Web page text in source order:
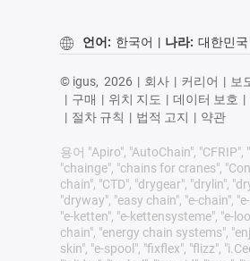
언어: 한국어 | 나라: 대한민국
© igus, 2026 | 회사 | 커리어 | 보
| 구매 | 위치 지도 | 데이터 보호 |
| 절차 규칙 | 법적 고지 | 약관
용어 "Apiro", "AutoChain", "CFRIP",
"chainge", "chains for cranes",
chain", "CTD", "drygear", "drylin",
"dryway", "easy chain", "e-chain",
"e-ketten", "e-kettensysteme", "e-
chain", "energy chain systems",
skin", "e-spool", "fixflex", "flizz",